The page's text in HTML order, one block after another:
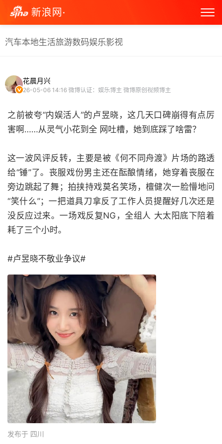
新浪网·
汽车本地生活旅游数码娱乐影视
花晨月兴
26-05-06 14:16 微博认证：娱乐博主 微博原创视频博主
之前被夸“内娱活人”的卢昱晓，这几天口碑崩得有点厉
害啊……从灵气小花到全 网吐槽，她到底踩了啥雷？
这一波风评反转，主要是被《何不同舟渡》片场的路透
给“锤”了。丧服戏份男主还在酝酿情绪，她穿着丧服在
旁边跳起了舞；拍挟持戏莫名笑场，檀健次一脸懵地问
“笑什么”；一把道具刀拿反了工作人员提醒好几次还是
没反应过来。一场戏反复NG，全组人 大太阳底下陪着
耗了三个小时。
#卢昱晓不敬业争议#
发布于 四川